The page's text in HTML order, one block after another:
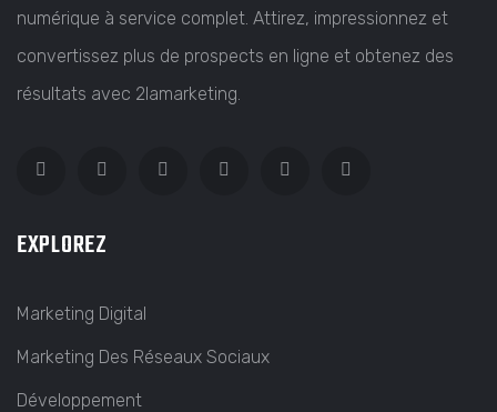
numérique à service complet. Attirez, impressionnez et
convertissez plus de prospects en ligne et obtenez des
résultats avec 2lamarketing.
EXPLOREZ
Marketing Digital
Marketing Des Réseaux Sociaux
Développement